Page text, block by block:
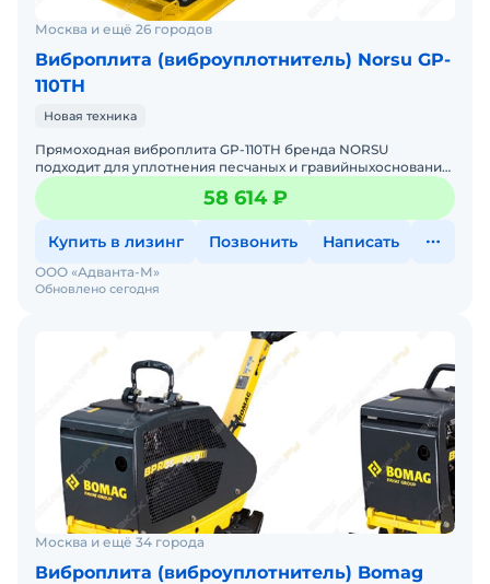
Москва и ещё 26 городов
Виброплита (виброуплотнитель) Norsu GP-
110TH
Новая техника
Прямоходная виброплита GP-110TH бренда NORSU
подходит для уплотнения песчаных и гравийныхоснований,
укладки асфальта, выравнивания брусчатки, выполнения
ремонта
58 614 ₽
Купить в лизинг Позвонить Написать
Обновлено сегодня
ООО «Адванта-М»
Москва и ещё 34 города
Виброплита (виброуплотнитель) Bomag